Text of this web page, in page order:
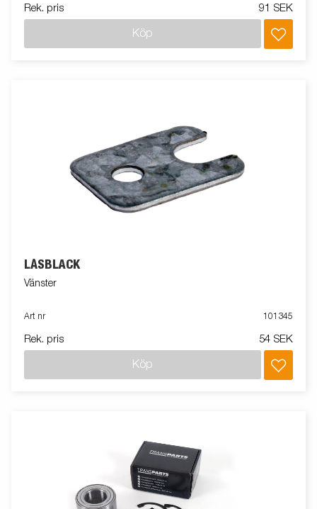
Rek. pris 91 SEK
Köp
LÅSBLÄCK
Vänster
Art nr 101345
Rek. pris 54 SEK
Köp